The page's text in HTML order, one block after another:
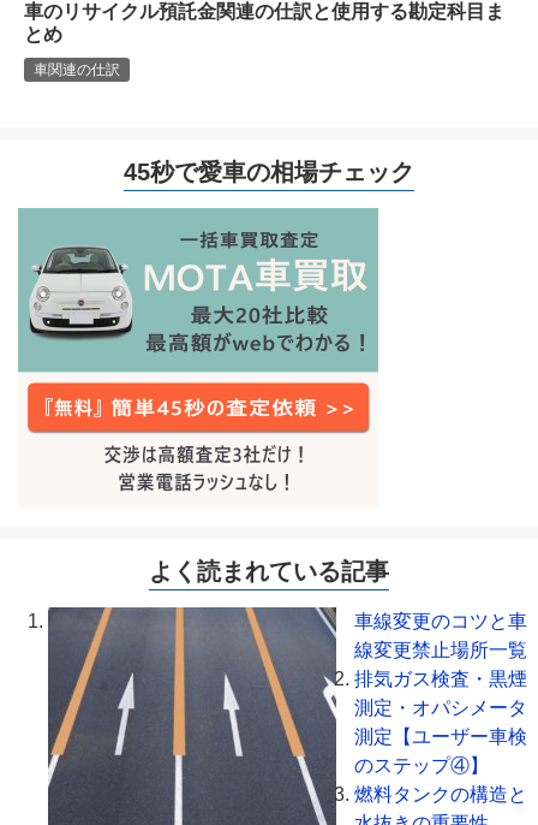
車のリサイクル預託金関連の仕訳と使用する勘定科目ま
とめ
車関連の仕訳
45秒で愛車の相場チェック
よく読まれている記事
車線変更のコツと車
線変更禁止場所一覧
排気ガス検査・黒煙
測定・オパシメータ
測定【ユーザー車検
のステップ④】
燃料タンクの構造と